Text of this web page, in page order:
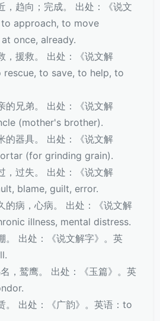
，趋向；完成。 出处：《说文
to approach, to move
once, already.
，援救。 出处：《说文解
rescue, to save, to help, to
的兄弟。 出处：《说文解
(mother's brother).
的器具。 出处：《说文解
(for grinding grain).
，过失。 出处：《说文解
blame, guilt, error.
的病，心病。 出处：《说文解
illness, mental distress.
。 出处：《说文解字》。英
，鹫鹰。 出处：《玉篇》。英
。 出处：《广韵》。英语：to